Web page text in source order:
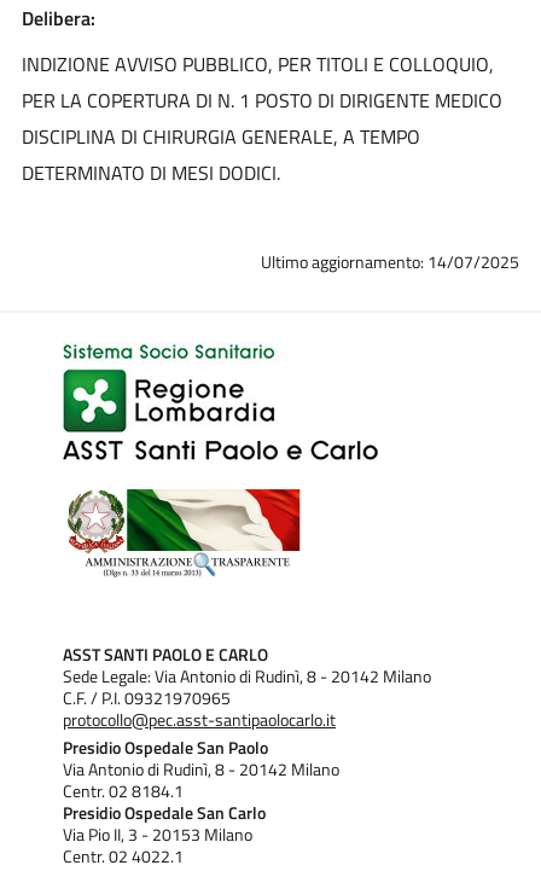
Delibera:
INDIZIONE AVVISO PUBBLICO, PER TITOLI E COLLOQUIO,
PER LA COPERTURA DI N. 1 POSTO DI DIRIGENTE MEDICO
DISCIPLINA DI CHIRURGIA GENERALE, A TEMPO
DETERMINATO DI MESI DODICI.
Ultimo aggiornamento: 14/07/2025
ASST SANTI PAOLO E CARLO
Sede Legale: Via Antonio di Rudinì, 8 - 20142 Milano
C.F. / P.I. 09321970965
protocollo@pec.asst-santipaolocarlo.it
Presidio Ospedale San Paolo
Via Antonio di Rudinì, 8 - 20142 Milano
Centr. 02 8184.1
Presidio Ospedale San Carlo
Via Pio II, 3 - 20153 Milano
Centr. 02 4022.1